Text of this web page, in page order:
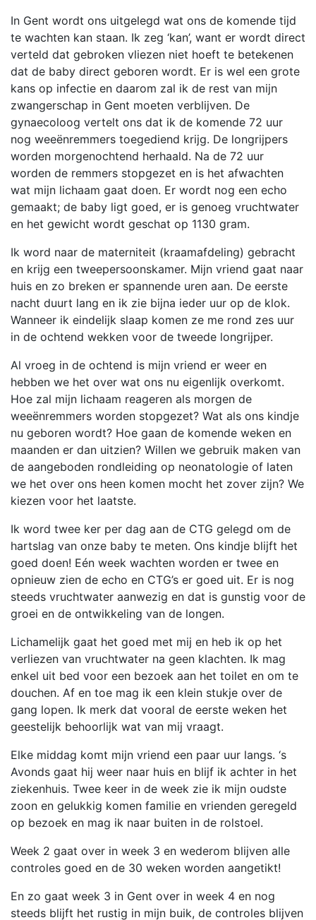
In Gent wordt ons uitgelegd wat ons de komende tijd
te wachten kan staan. Ik zeg ‘kan’, want er wordt direct
verteld dat gebroken vliezen niet hoeft te betekenen
dat de baby direct geboren wordt. Er is wel een grote
kans op infectie en daarom zal ik de rest van mijn
zwangerschap in Gent moeten verblijven. De
gynaecoloog vertelt ons dat ik de komende 72 uur
nog weeënremmers toegediend krijg. De longrijpers
worden morgenochtend herhaald. Na de 72 uur
worden de remmers stopgezet en is het afwachten
wat mijn lichaam gaat doen. Er wordt nog een echo
gemaakt; de baby ligt goed, er is genoeg vruchtwater
en het gewicht wordt geschat op 1130 gram.
Ik word naar de materniteit (kraamafdeling) gebracht
en krijg een tweepersoonskamer. Mijn vriend gaat naar
huis en zo breken er spannende uren aan. De eerste
nacht duurt lang en ik zie bijna ieder uur op de klok.
Wanneer ik eindelijk slaap komen ze me rond zes uur
in de ochtend wekken voor de tweede longrijper.
Al vroeg in de ochtend is mijn vriend er weer en
hebben we het over wat ons nu eigenlijk overkomt.
Hoe zal mijn lichaam reageren als morgen de
weeënremmers worden stopgezet? Wat als ons kindje
nu geboren wordt? Hoe gaan de komende weken en
maanden er dan uitzien? Willen we gebruik maken van
de aangeboden rondleiding op neonatologie of laten
we het over ons heen komen mocht het zover zijn? We
kiezen voor het laatste.
Ik word twee ker per dag aan de CTG gelegd om de
hartslag van onze baby te meten. Ons kindje blijft het
goed doen! Eén week wachten worden er twee en
opnieuw zien de echo en CTG’s er goed uit. Er is nog
steeds vruchtwater aanwezig en dat is gunstig voor de
groei en de ontwikkeling van de longen.
Lichamelijk gaat het goed met mij en heb ik op het
verliezen van vruchtwater na geen klachten. Ik mag
enkel uit bed voor een bezoek aan het toilet en om te
douchen. Af en toe mag ik een klein stukje over de
gang lopen. Ik merk dat vooral de eerste weken het
geestelijk behoorlijk wat van mij vraagt.
Elke middag komt mijn vriend een paar uur langs. ‘s
Avonds gaat hij weer naar huis en blijf ik achter in het
ziekenhuis. Twee keer in de week zie ik mijn oudste
zoon en gelukkig komen familie en vrienden geregeld
op bezoek en mag ik naar buiten in de rolstoel.
Week 2 gaat over in week 3 en wederom blijven alle
controles goed en de 30 weken worden aangetikt!
En zo gaat week 3 in Gent over in week 4 en nog
steeds blijft het rustig in mijn buik, de controles blijven